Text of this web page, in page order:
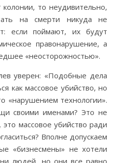
то неудивительно,
на смерти никуда не
если поймают, их будут
правонарушение, а
«неосторожностью».
уверен: «Подобные дела
как массовое убийство, но
«нарушением технологии».
своими именами? Это не
массовое убийство ради
Вполне допускаем
«бизнесмены» не хотели
людей, но они все равно